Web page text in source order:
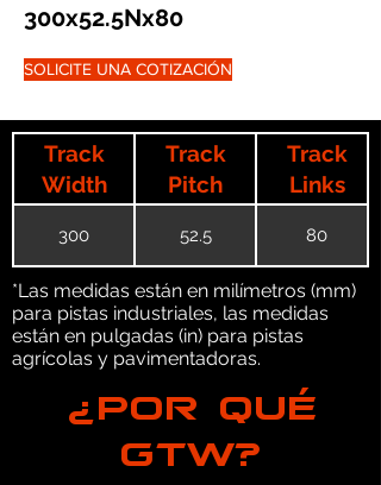
300x52.5Nx80
SOLICITE UNA COTIZACIÓN
Track
Width
Track
Pitch
Track
Links
300 52.5 80
*Las medidas están en milímetros (mm)
para pistas industriales, las medidas
están en pulgadas (in) para pistas
agrícolas y pavimentadoras.
¿POR QUÉ
GTW?